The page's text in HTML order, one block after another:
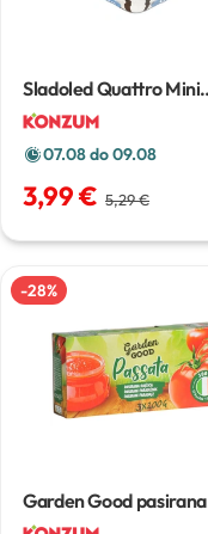
Sladoled Quattro Mini
800ml-900ml
07.08 do 09.08
3,99 € 5,29 €
-28%
Garden Good pasirana
rajčica3x200 g